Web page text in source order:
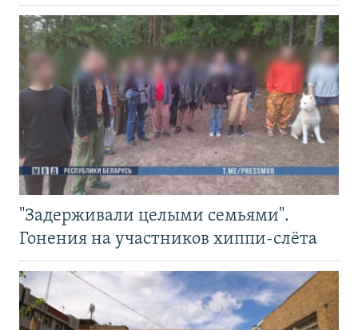
"Задерживали целыми семьями".
Гонения на участников хиппи-слёта